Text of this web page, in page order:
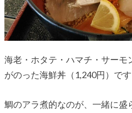
海老・ホタテ・ハマチ・サーモ
がのった海鮮丼（1,240円）です
鯛のアラ煮的なのが、一緒に盛